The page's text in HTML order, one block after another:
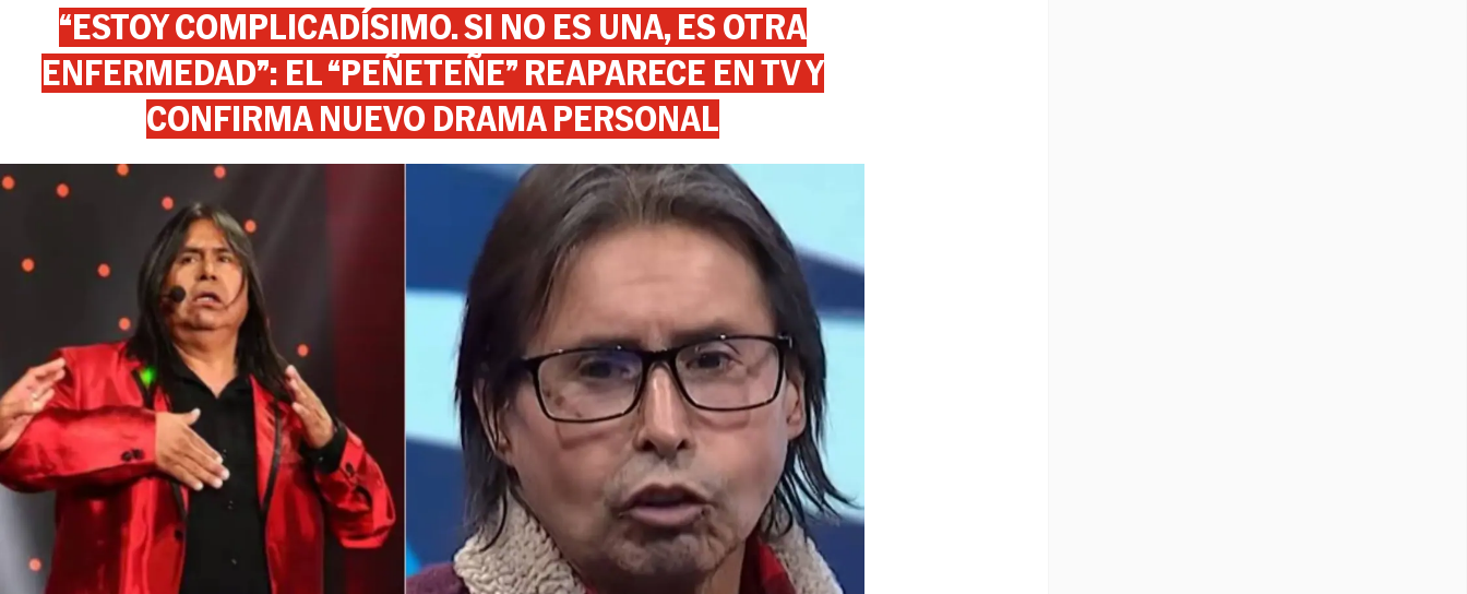
“ESTOY COMPLICADÍSIMO. SI NO ES UNA, ES OTRA
ENFERMEDAD”: EL “PEÑETEÑE” REAPARECE EN TV Y
CONFIRMA NUEVO DRAMA PERSONAL